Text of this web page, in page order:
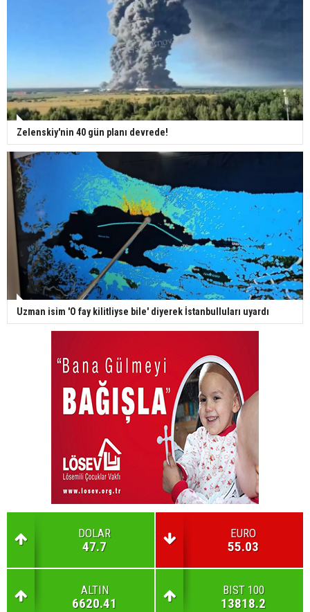
Zelenskiy'nin 40 gün planı devrede!
Uzman isim 'O fay kilitliyse bile' diyerek İstanbulluları uyardı
DOLAR
47.7
EURO
55.03
ALTIN
6620.41
BIST 100
13818.2